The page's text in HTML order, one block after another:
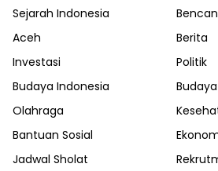
Sejarah Indonesia
Aceh
Berita
Investasi
Politik
Budaya Indonesia
Olahraga
Bantuan Sosial
Jadwal Sholat